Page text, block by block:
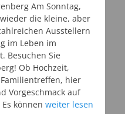
Am Sonntag,
die kleine, aber
Ausstellern
im Leben im
Besuchen Sie
Ob Hochzeit,
hier
Vorgeschmack auf
können weiter lesen